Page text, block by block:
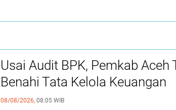
Usai Audit BPK, Pemkab
Benahi Tata Kelola Keuangan
08/08/2026, 08:05 WIB